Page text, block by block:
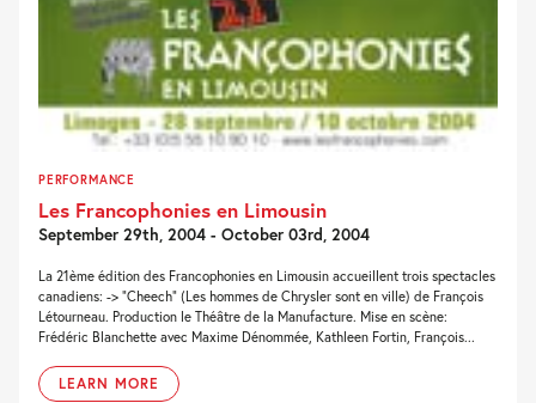
PERFORMANCE
Les Francophonies en Limousin
September 29th, 2004 - October 03rd, 2004
La 21ème édition des Francophonies en Limousin accueillent trois spectacles
canadiens: -> “Cheech” (Les hommes de Chrysler sont en ville) de François
Létourneau. Production le Théâtre de la Manufacture. Mise en scène:
Frédéric Blanchette avec Maxime Dénommée, Kathleen Fortin, François...
LEARN MORE